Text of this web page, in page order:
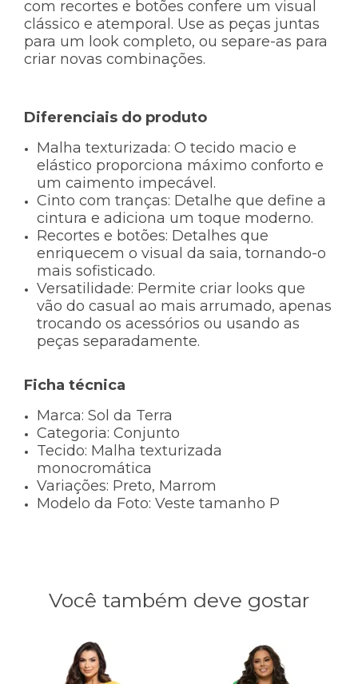
com recortes e botões confere um visual
clássico e atemporal. Use as peças juntas
para um look completo, ou separe-as para
criar novas combinações.
Diferenciais do produto
Malha texturizada: O tecido macio e
elástico proporciona máximo conforto e
um caimento impecável.
Cinto com tranças: Detalhe que define a
cintura e adiciona um toque moderno.
Recortes e botões: Detalhes que
enriquecem o visual da saia, tornando-o
mais sofisticado.
Versatilidade: Permite criar looks que
vão do casual ao mais arrumado, apenas
trocando os acessórios ou usando as
peças separadamente.
Ficha técnica
Marca: Sol da Terra
Categoria: Conjunto
Tecido: Malha texturizada
monocromática
Variações: Preto, Marrom
Modelo da Foto: Veste tamanho P
Você também deve gostar